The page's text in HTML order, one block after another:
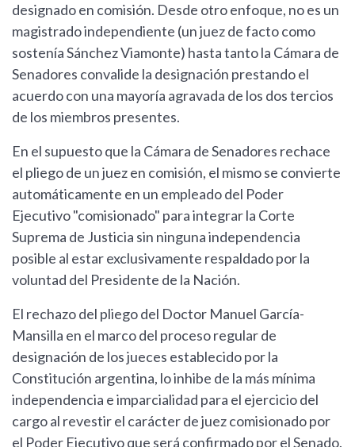
designado en comisión. Desde otro enfoque, no es un
magistrado independiente (un juez de facto como
sostenía Sánchez Viamonte) hasta tanto la Cámara de
Senadores convalide la designación prestando el
acuerdo con una mayoría agravada de los dos tercios
de los miembros presentes.
En el supuesto que la Cámara de Senadores rechace
el pliego de un juez en comisión, el mismo se convierte
automáticamente en un empleado del Poder
Ejecutivo "comisionado" para integrar la Corte
Suprema de Justicia sin ninguna independencia
posible al estar exclusivamente respaldado por la
voluntad del Presidente de la Nación.
El rechazo del pliego del Doctor Manuel García-
Mansilla en el marco del proceso regular de
designación de los jueces establecido por la
Constitución argentina, lo inhibe de la más mínima
independencia e imparcialidad para el ejercicio del
cargo al revestir el carácter de juez comisionado por
el Poder Ejecutivo que será confirmado por el Senado.